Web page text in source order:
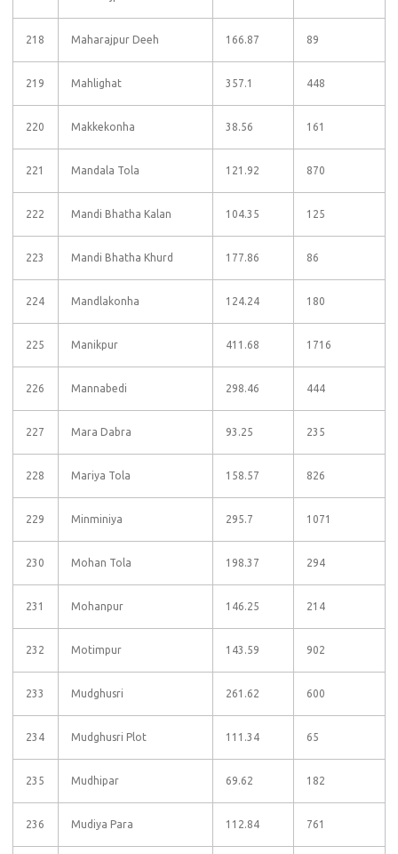
218 Maharajpur Deeh 166.87 89
219 Mahlighat 357.1 448
220 Makkekonha 38.56 161
221 Mandala Tola 121.92 870
222 Mandi Bhatha Kalan 104.35 125
223 Mandi Bhatha Khurd 177.86 86
224 Mandlakonha 124.24 180
225 Manikpur 411.68 1716
226 Mannabedi 298.46 444
227 Mara Dabra 93.25 235
228 Mariya Tola 158.57 826
229 Minminiya 295.7 1071
230 Mohan Tola 198.37 294
231 Mohanpur 146.25 214
232 Motimpur 143.59 902
233 Mudghusri 261.62 600
234 Mudghusri Plot 111.34 65
235 Mudhipar 69.62 182
236 Mudiya Para 112.84 761